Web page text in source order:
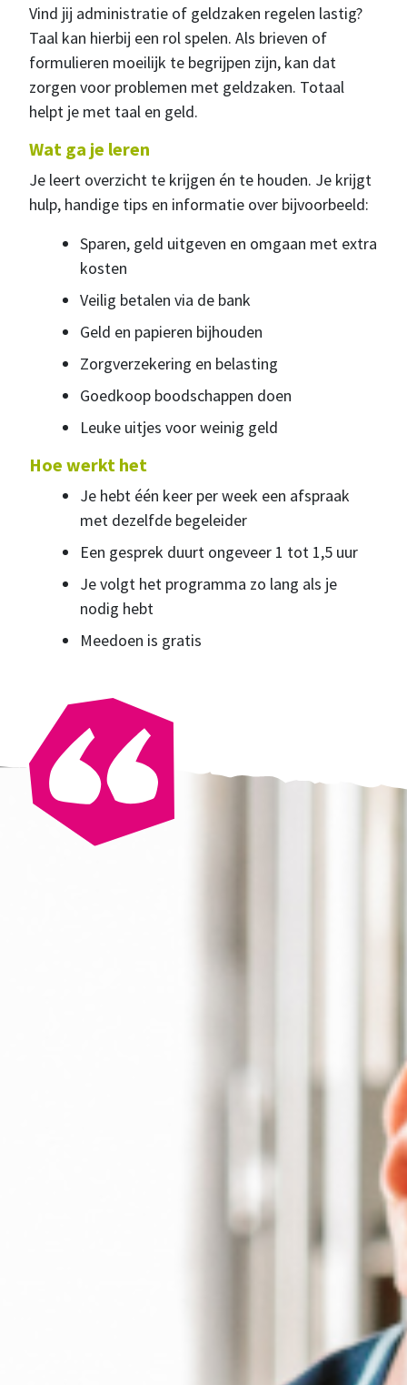
Vind jij administratie of geldzaken regelen lastig?
Taal kan hierbij een rol spelen. Als brieven of
formulieren moeilijk te begrijpen zijn, kan dat
zorgen voor problemen met geldzaken. Totaal
helpt je met taal en geld.
Wat ga je leren
Je leert overzicht te krijgen én te houden. Je krijgt
hulp, handige tips en informatie over bijvoorbeeld:
Sparen, geld uitgeven en omgaan met extra
kosten
Veilig betalen via de bank
Geld en papieren bijhouden
Zorgverzekering en belasting
Goedkoop boodschappen doen
Leuke uitjes voor weinig geld
Hoe werkt het
Je hebt één keer per week een afspraak
met dezelfde begeleider
Een gesprek duurt ongeveer 1 tot 1,5 uur
Je volgt het programma zo lang als je
nodig hebt
Meedoen is gratis